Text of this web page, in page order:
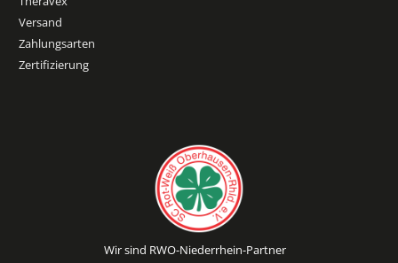
Versand
Zahlungsarten
Zertifizierung
Wir sind RWO-Niederrhein-Partner